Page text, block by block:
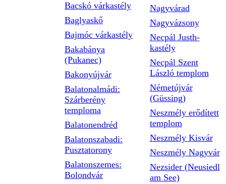
Bacskó várkastély
Baglyaskő
Bajmóc várkastély
Bakabánya
(Pukanec)
Bakonyújvár
Balatonalmádi:
Szárberény
temploma
Balatonendréd
Balatonszabadi:
Pusztatorony
Balatonszemes:
Bolondvár
Nagyvárad
Nagyvázsony
Necpál Justh-
kastély
Necpál Szent
László templom
Németújvár
(Güssing)
Neszmély erődített
templom
Neszmély Kisvár
Neszmély Nagyvár
Nezsider (Neusiedl
am See)